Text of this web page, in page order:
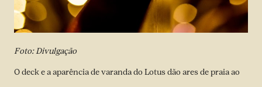
Foto: Divulgação
O deck e a aparência de varanda do Lotus dão ares de praia ao